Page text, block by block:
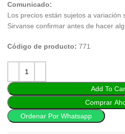
Comunicado:
Los precios están sujetos a variación
Sirvanse confirmar antes de hacer
Código de producto: 771
Add To
Comprar
Ordenar Por Whatsapp